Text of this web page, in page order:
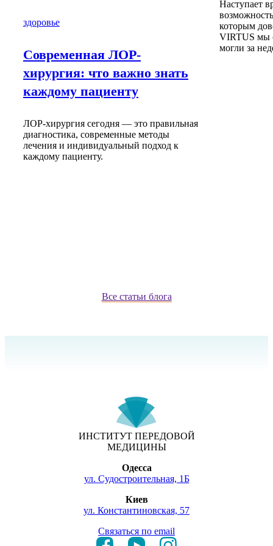
здоровье
Современная ЛОР-
хирургия: что важно знать
каждому пациенту
ЛОР-хирургия сегодня — это правильная
диагностика, современные методы
лечения и индивидуальный подход к
каждому пациенту.
Наступает
которым
VIRTUS мы
могли за
Все статьи блога
ИНСТИТУТ ПЕРЕДОВОЙ
МЕДИЦИНЫ
Одесса
ул. Судостроительная, 1Б
Киев
ул. Константиновская, 57
Связаться по email